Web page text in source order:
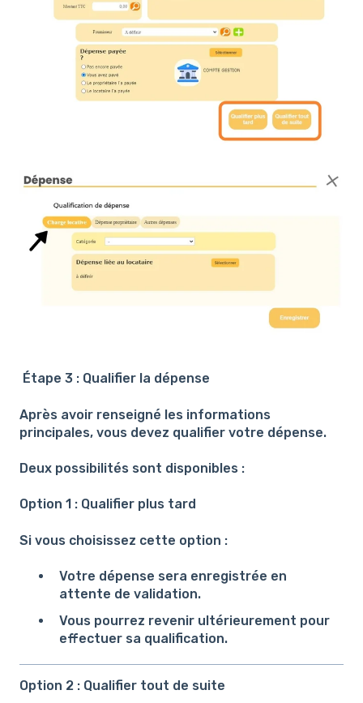
Étape 3 : Qualifier la dépense
Après avoir renseigné les informations
principales, vous devez qualifier votre dépense.
Deux possibilités sont disponibles :
Option 1 : Qualifier plus tard
Si vous choisissez cette option :
Votre dépense sera enregistrée en
attente de validation.
Vous pourrez revenir ultérieurement pour
effectuer sa qualification.
Option 2 : Qualifier tout de suite